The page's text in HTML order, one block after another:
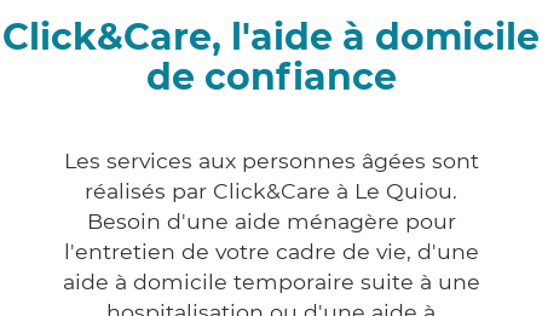
Click&Care, l'aide à domicile
de confiance
Les services aux personnes âgées sont
réalisés par Click&Care à Le Quiou.
Besoin d'une aide ménagère pour
l'entretien de votre cadre de vie, d'une
aide à domicile temporaire suite à une